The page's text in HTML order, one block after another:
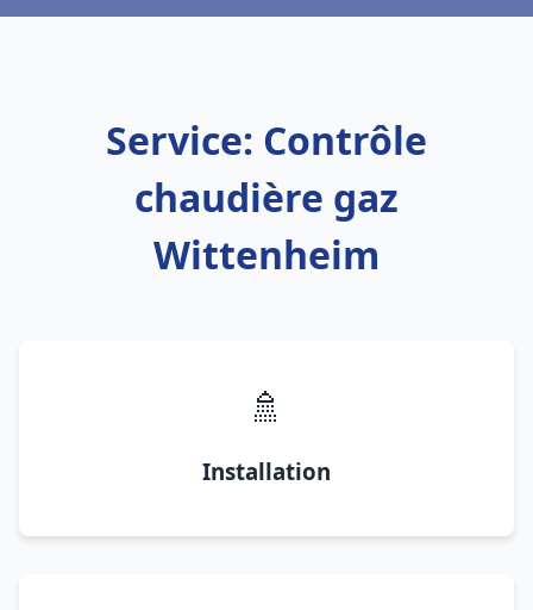
Service: Contrôle
chaudière gaz
Wittenheim
🚿
Installation